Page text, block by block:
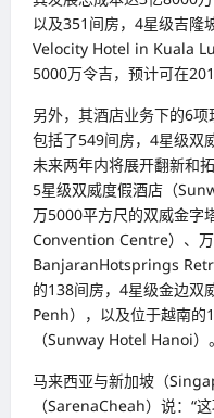
以及351间房，4星级吉隆
Velocity Hotel in Kuala
5000万令吉，预计可在
另外，其酒店业务下的6
包括了549间房，4星级双
未来两年内将展开翻新和
5星级双威度假酒店（
万5000平方尺的双威金字
Convention Centre）、
BanjaranHotsprings
的138间房，4星级金边
Penh），以及位于越南
（Sunway Hotel Hanoi）。
马来西亚与新加坡（
（SarenaCheah）说：“